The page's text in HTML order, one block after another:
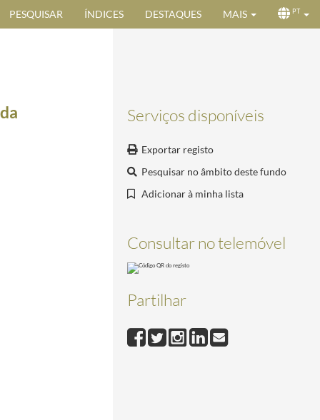
PESQUISAR ÍNDICES DESTAQUES MAIS PT
Serviços disponíveis
Exportar registo
Pesquisar no âmbito deste fundo
Adicionar à minha lista
Consultar no telemóvel
Partilhar